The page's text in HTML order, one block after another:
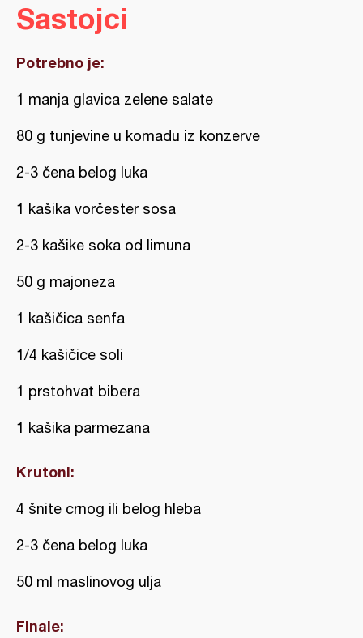
Sastojci
Potrebno je:
1 manja glavica zelene salate
80 g tunjevine u komadu iz konzerve
2-3 čena belog luka
1 kašika vorčester sosa
2-3 kašike soka od limuna
50 g majoneza
1 kašičica senfa
1/4 kašičice soli
1 prstohvat bibera
1 kašika parmezana
Krutoni:
4 šnite crnog ili belog hleba
2-3 čena belog luka
50 ml maslinovog ulja
Finale: